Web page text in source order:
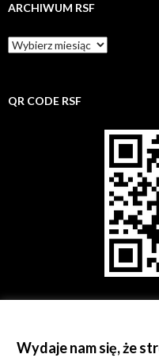
ARCHIWUM RSF
Archiwum
rsf
QR CODE RSF
0000244762; REGON:
Wydaje nam się, że